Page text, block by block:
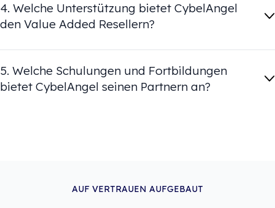
4. Welche Unterstützung bietet CybelAngel
den Value Added Resellern?
5. Welche Schulungen und Fortbildungen
bietet CybelAngel seinen Partnern an?
AUF VERTRAUEN AUFGEBAUT